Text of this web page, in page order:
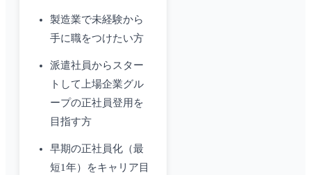
製造業で未経験から
手に職をつけたい方
派遣社員からスター
トして上場企業グル
ープの正社員登用を
目指す方
早期の正社員化（最
短1年）をキャリア目